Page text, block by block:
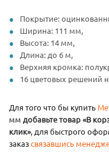
Покрытие:
Ширина: 111 мм,
Высота: 14 мм,
Длина: до 6 м,
Верхняя кромка:
16 цветовых решений
Для того что бы купить
мм добавьте товар «В
клик», для быстрого
заказсвязавшись